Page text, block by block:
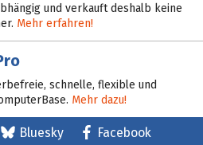
und verkauft deshalb keine
Mehr erfahren!
schnelle, flexible und
Mehr dazu!
Bluesky
Facebook